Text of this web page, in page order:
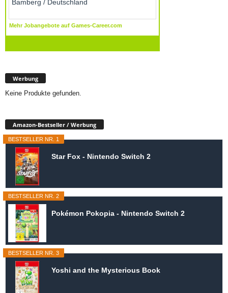
Werbung
Keine Produkte gefunden.
Amazon-Bestseller / Werbung
BESTSELLER NR. 1
Star Fox - Nintendo Switch 2
BESTSELLER NR. 2
Pokémon Pokopia - Nintendo Switch 2
BESTSELLER NR. 3
Yoshi and the Mysterious Book